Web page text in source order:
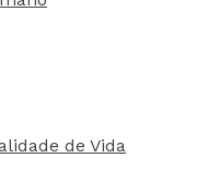
de Vida